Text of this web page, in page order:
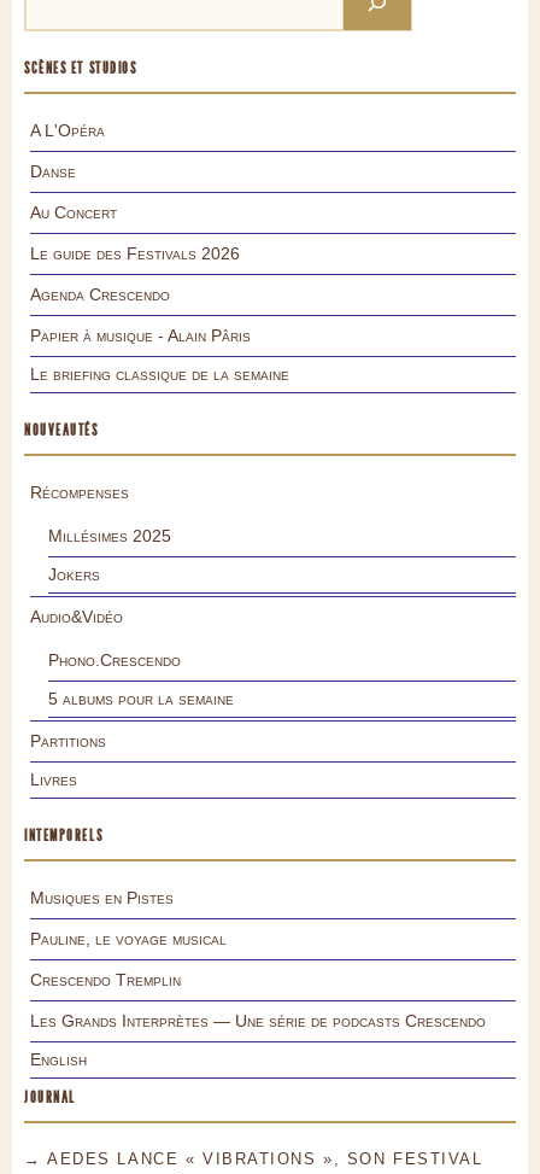
SCÈNES ET STUDIOS
A L'Opéra
Danse
Au Concert
Le guide des Festivals 2026
Agenda Crescendo
Papier à musique - Alain Pâris
Le briefing classique de la semaine
NOUVEAUTÉS
Récompenses
Millésimes 2025
Jokers
Audio&Vidéo
Phono.Crescendo
5 albums pour la semaine
Partitions
Livres
INTEMPORELS
Musiques en Pistes
Pauline, le voyage musical
Crescendo Tremplin
Les Grands Interprètes — Une série de podcasts Crescendo
English
JOURNAL
→ AEDES LANCE « VIBRATIONS », SON FESTIVAL